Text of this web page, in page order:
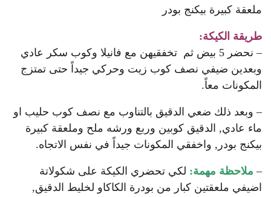
ملعقة كبيرة بيكنج بودر
طريقة الكيكة:
– نحضر 5 بيض ثم تخفقيهن مع فانيلا وكوب سكر عادي
وبعدين ضيفي نصف كوب زيت وحركي جيداً حتى تمتزج
المكونات معاً.
– وبعد ذلك ضعي الدقيق بالتناوب مع نصف كوب حليب او
ماء عادي, الدقيق كوبين وربع ورشه ملح وملعقة كبيرة
بيكنج بودر, واخفقي المكونات جيداً في نفس الاتجاه.
– ملاحظة مهمة: لكي تحضري الكيكة على شكولاتة
اضيفي ملعقتين كبار من بودرة الكاكاو لخليط الدقيق,